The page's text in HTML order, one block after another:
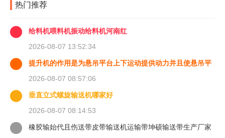
热门推荐
给料机喂料机振动给料机河南红
2026-08-07 13:52:34
提升机的作用是为悬吊平台上下运动提供动力并且使悬吊平
2026-08-07 08:57:06
垂直立式螺旋输送机哪家好
2026-08-07 08:14:53
橡胶输始代且伤送带皮带输送机运输带坤硕输送带生产厂家